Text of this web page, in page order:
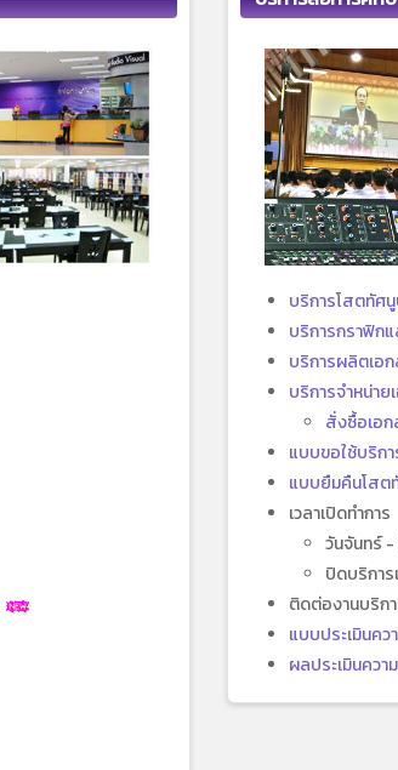
บริการโสตทัศ
บริการกราฟิก
บริการผลิตเอ
บริการจำหน่า
สั่งซื้อเอ
แบบขอใช้บริกา
แบบยืมคืนโส
เวลาเปิดทำการ
วันจันทร์ -
ปิดบริการ
ติดต่องานบริก
แบบประเมินค
ผลประเมินคว